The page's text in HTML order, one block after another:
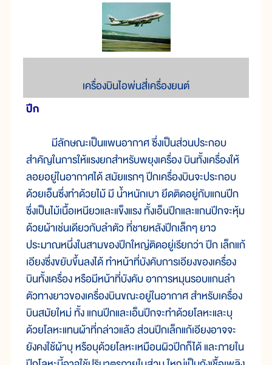
เครื่องบินไอพ่นสี่เครื่องยนต์
ปีก
มีลักษณะเป็นแพนอากาศ ซึ่งเป็นส่วนประกอบ
สำคัญในการให้แรงยกสำหรับพยุงเครื่อง บินทั้งเครื่องให้
ลอยอยู่ในอากาศได้ สมัยแรกๆ ปีกเครื่องบินจะประกอบ
ด้วยเอ็นซึ่งทำด้วยไม้ มี น้ำหนักเบา ยึดติดอยู่กับแกนปีก
ซึ่งเป็นไม้เนื้อเหนียวและแข็งแรง ทั้งเอ็นปีกและแกนปีกจะหุ้ม
ด้วยผ้าเช่นเดียวกับลำตัว ที่ชายหลังปีกเล็กๆ ยาว
ประมาณหนึ่งในสามของปีกใหญ่ติดอยู่เรียกว่า ปีก เล็กแก้
เอียงซึ่งขยับขึ้นลงได้ ทำหน้าที่บังคับการเอียงของเครื่อง
บินทั้งเครื่อง หรือมีหน้าที่บังคับ อาการหมุนรอบแกนลำ
ตัวทางยาวของเครื่องบินขณะอยู่ในอากาศ สำหรับเครื่อง
บินสมัยใหม่ ทั้ง แกนปีกและเอ็นปีกจะทำด้วยโลหะและบุ
ด้วยโลหะแทนผ้าที่กล่าวแล้ว ส่วนปีกเล็กแก้เอียงอาจจะ
ยังคงใช้ผ้าบุ หรือบุด้วยโลหะเหมือนผิวปีกก็ได้ และภายใน